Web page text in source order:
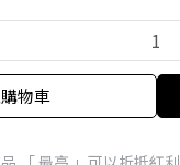
物車